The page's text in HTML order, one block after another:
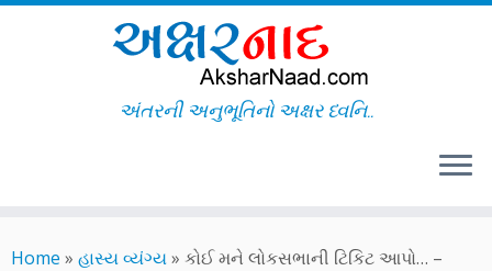
to
અંતરની અનુભૂતિનો અક્ષર ધ્વનિ..
Home » હાસ્ય વ્યંગ્ય» કોઈ મને લોકસભાની ટિકિટ આપો… –